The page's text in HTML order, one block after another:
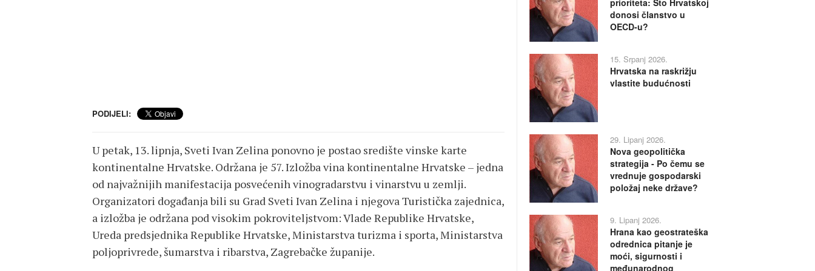
PODIJELI:
U petak, 13. lipnja, Sveti Ivan Zelina ponovno je postao središte vinske karte
kontinentalne Hrvatske. Održana je 57. Izložba vina kontinentalne Hrvatske – jedna
od najvažnijih manifestacija posvećenih vinogradarstvu i vinarstvu u zemlji.
Organizatori događanja bili su Grad Sveti Ivan Zelina i njegova Turistička zajednica,
a izložba je održana pod visokim pokroviteljstvom: Vlade Republike Hrvatske,
Ureda predsjednika Republike Hrvatske, Ministarstva turizma i sporta, Ministarstva
poljoprivrede, šumarstva i ribarstva, Zagrebačke županije.
prioriteta: Što Hrvatskoj
donosi članstvo u
OECD-u?
15. Srpanj 2026.
Hrvatska na raskrižju
vlastite budućnosti
29. Lipanj 2026.
Nova geopolitička
strategija - Po čemu se
vrednuje gospodarski
položaj neke države?
9. Lipanj 2026.
Hrana kao geostrateška
odrednica pitanje je
moći, sigurnosti i
međunarodnog